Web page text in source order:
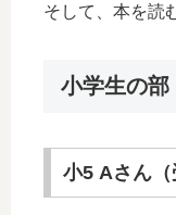
そして、本を読
小学生の部
小5 Aさん（